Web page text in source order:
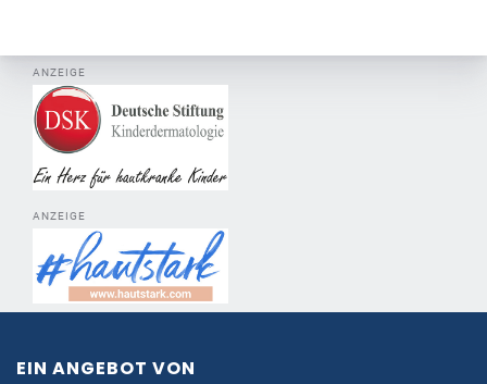
ANZEIGE
ANZEIGE
EIN ANGEBOT VON